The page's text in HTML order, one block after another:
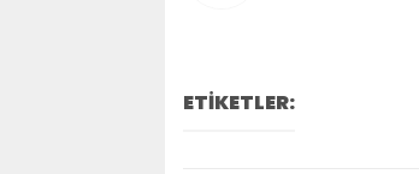
ETİKETLER: